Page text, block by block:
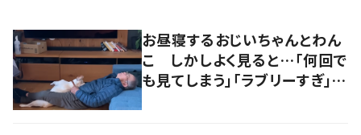
お昼寝するおじいちゃんとわん
こ しかしよく見ると…「何回で
も見てしまう」「ラブリーすぎ」の